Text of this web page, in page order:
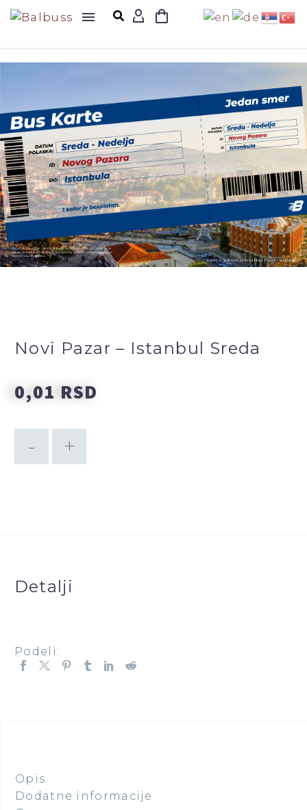
Novi Pazar – Istanbul Sreda
0,01 RSD
- +
Detalji
Podeli:
Opis
Dodatne informacije